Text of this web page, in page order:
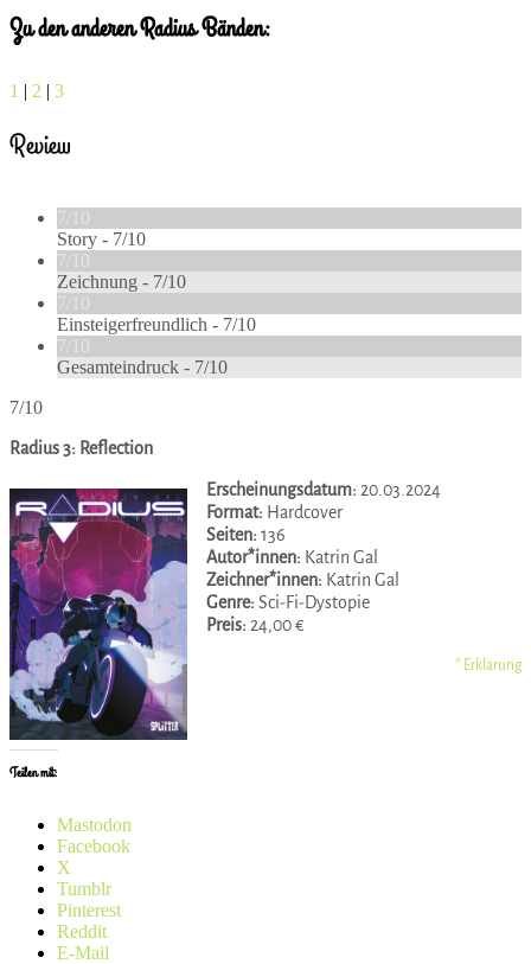
Zu den anderen Radius Bänden:
1 | 2 | 3
Review
7/10
Story - 7/10
7/10
Zeichnung - 7/10
7/10
Einsteigerfreundlich - 7/10
7/10
Gesamteindruck - 7/10
7/10
Radius 3: Reflection
Erscheinungsdatum: 20.03.2024
Format: Hardcover
Seiten: 136
Autor*innen: Katrin Gal
Zeichner*innen: Katrin Gal
Genre: Sci-Fi-Dystopie
Preis: 24,00 €
* Erklärung
Teilen mit:
Mastodon
Facebook
X
Tumblr
Pinterest
Reddit
E-Mail